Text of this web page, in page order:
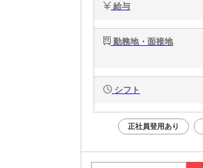
給与
勤務地・面接地
シフト
正社員登用あり